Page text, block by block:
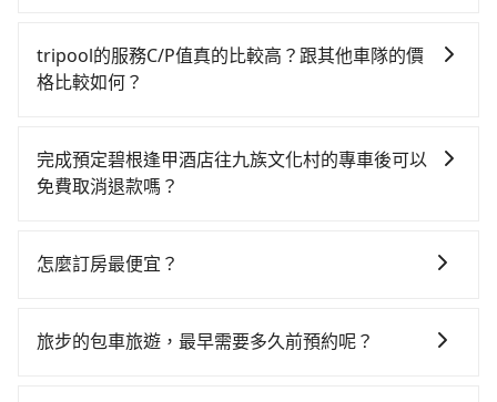
$115~205承租小轎車，每公里再額外加收$3.2，從碧根
逢甲酒店到九族文化村的花費預估為$1,150~1,700（金
用預估進去，但額外的汽車保險與可能的罰單都需自
付。再者，和運的iRent只提供最基本的車型，如Toyota
擇，而且無人租車最令人詬病的就是車況，打開車門才
會遇到明明已經預約了時間但上一位用戶卻遲遲尚未歸
灣大車隊、Uber、Line Taxi、Yoxi等，如果在路邊攔不
到車，也可考慮打電話至碧根逢甲酒店附近的計程車
元間，但如改預約tripool可省高達$500。但如果要考慮
到回程，南投縣僅有合法計程車約340輛，數量約為台中
27%會採現場議價，建議最好先上網預約，以免當場被
tripool的服務C/P值真的比較高？跟其他車隊的價
格比較如何？
市場上稍具規模且合法經營的業者，有以短程與城市為
主的台灣大車隊、大都會、LINE Taxi、Uber，機場接送
單程接送與跨縣市計時包車，不論從哪邊去哪裡（當然
府服務，是絕大多數乘客出行的最佳選擇。
完成預定碧根逢甲酒店往九族文化村的專車後可以
免費取消退款嗎？
論任何理由，保證全額退費，且不收取任何手續費。
怎麼訂房最便宜？
OTA (online travel agent) 來完成，除了可以快速依據
旅步的包車旅遊，最早需要多久前預約呢？